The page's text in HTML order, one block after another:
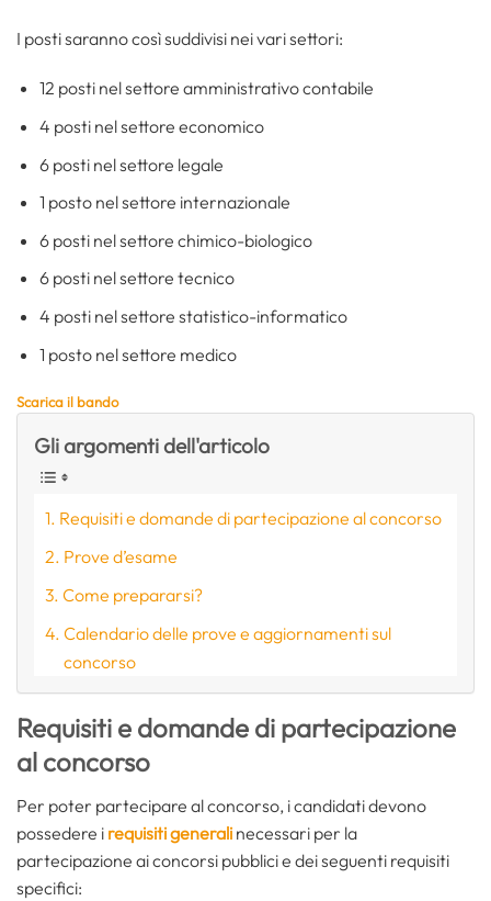
I posti saranno così suddivisi nei vari settori:
12 posti nel settore amministrativo contabile
4 posti nel settore economico
6 posti nel settore legale
1 posto nel settore internazionale
6 posti nel settore chimico-biologico
6 posti nel settore tecnico
4 posti nel settore statistico-informatico
1 posto nel settore medico
Scarica il bando
Gli argomenti dell'articolo
Requisiti e domande di partecipazione al concorso
Prove d’esame
Come prepararsi?
Calendario delle prove e aggiornamenti sul
concorso
Requisiti e domande di partecipazione
al concorso
Per poter partecipare al concorso, i candidati devono
possedere i requisiti generali necessari per la
partecipazione ai concorsi pubblici e dei seguenti requisiti
specifici: